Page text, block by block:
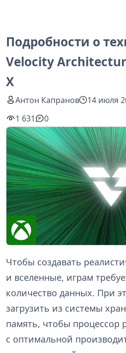
Подробности о
Velocity
X
Антон Капранов
14 июля
1 631
0
Чтобы создавать
и вселенные, играм
количество данных. При
загрузить из системы
память, чтобы процессор
с оптимальной